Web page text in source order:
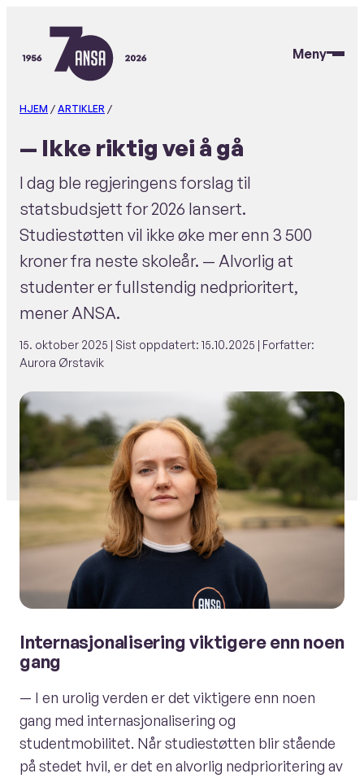
hovedinnhold
Meny
HJEM / ARTIKLER /
— Ikke riktig vei å gå
I dag ble regjeringens forslag til
statsbudsjett for 2026 lansert.
Studiestøtten vil ikke øke mer enn 3 500
kroner fra neste skoleår. — Alvorlig at
studenter er fullstendig nedprioritert,
mener ANSA.
15. oktober 2025 | Sist oppdatert: 15.10.2025 | Forfatter:
Aurora Ørstavik
Internasjonalisering viktigere enn noen
gang
— I en urolig verden er det viktigere enn noen
gang med internasjonalisering og
studentmobilitet. Når studiestøtten blir stående
på stedet hvil, er det en alvorlig nedprioritering av